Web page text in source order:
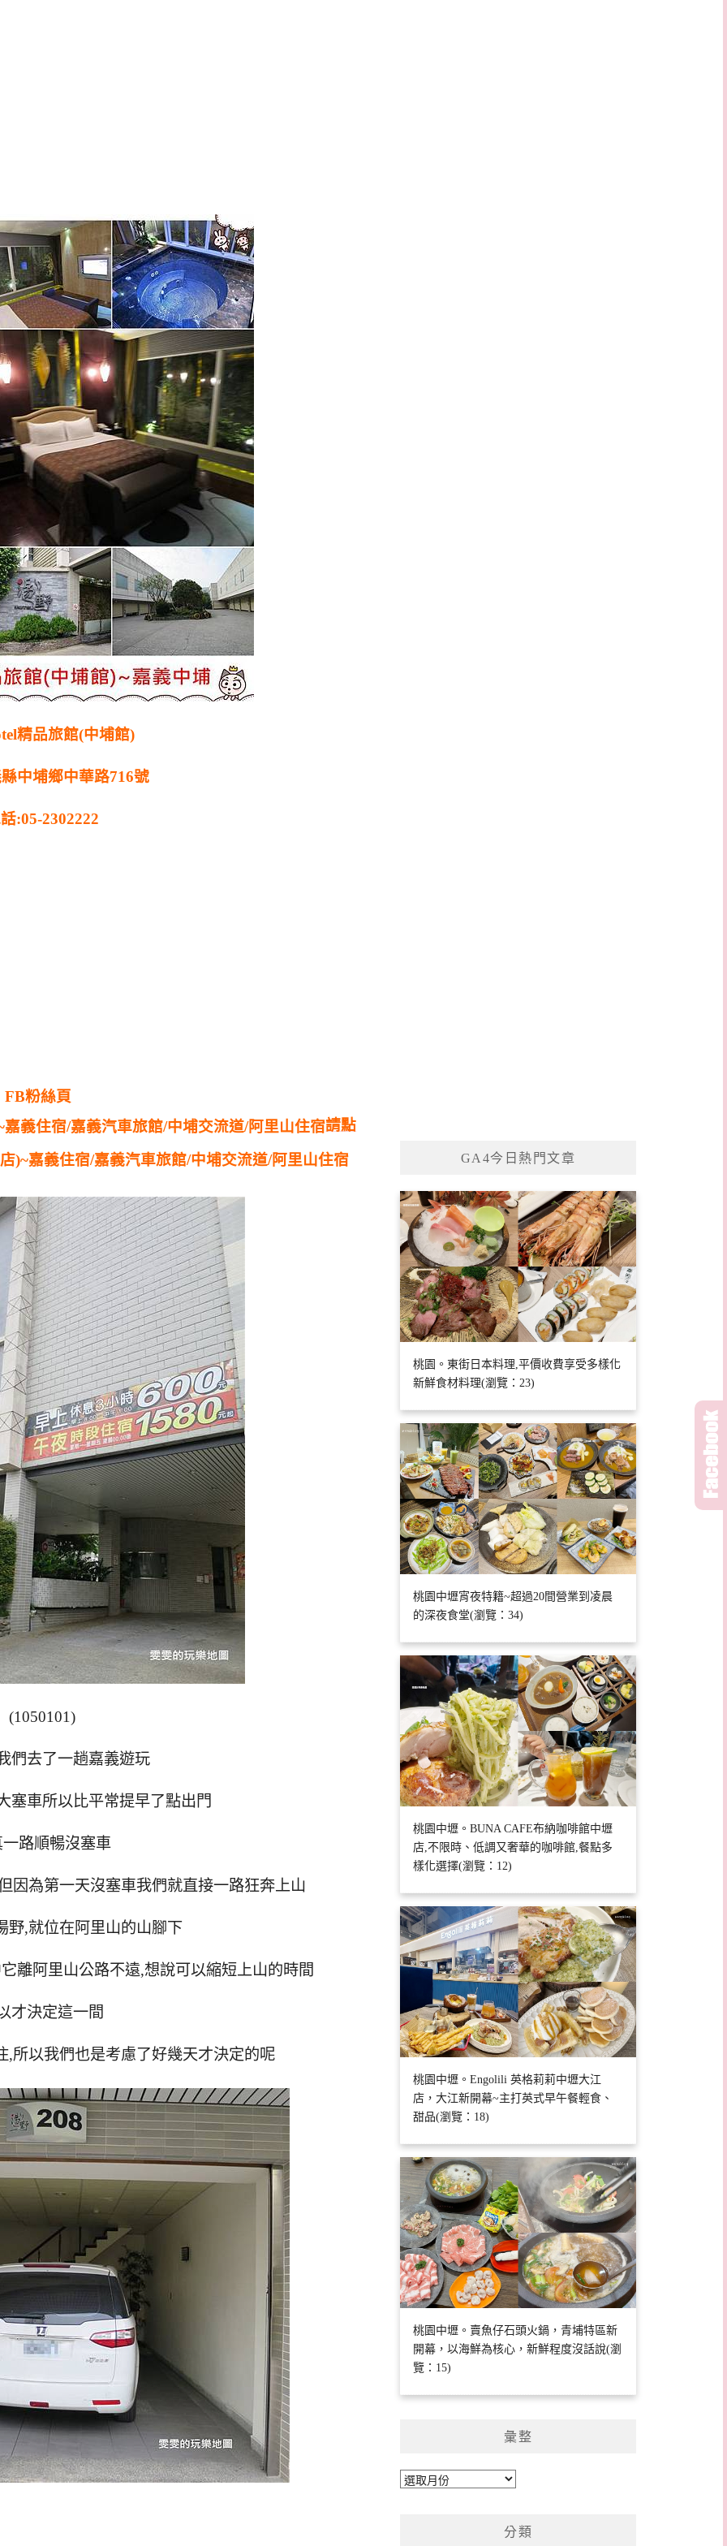
精品旅館(中埔館)
中埔鄉中華路716號
:05-2302222
FB粉絲頁
請點
(1050101)
們去了一趟嘉義遊玩
塞車所以比平常提早了點出門
路順暢沒塞車
因為第一天沒塞車我們就直接一路狂奔上山
野,就位在阿里山的山腳下
離阿里山公路不遠,想說可以縮短上山的時間
才決定這一間
,所以我們也是考慮了好幾天才決定的呢
GA4今日熱門文章
桃園。東街日本料理,平價收費享受多樣化
新鮮食材料理(瀏覽：23)
桃園中壢宵夜特籍~超過20間營業到凌晨
的深夜食堂(瀏覽：34)
桃園中壢。BUNA CAFE布納咖啡館中壢
店,不限時、低調又奢華的咖啡館,餐點多
樣化選擇(瀏覽：12)
桃園中壢。Engolili 英格莉莉中壢大江
店，大江新開幕~主打英式早午餐輕食、
甜品(瀏覽：18)
桃園中壢。賣魚仔石頭火鍋，青埔特區新
開幕，以海鮮為核心，新鮮程度沒話說(瀏
覽：15)
彙整
彙
分類